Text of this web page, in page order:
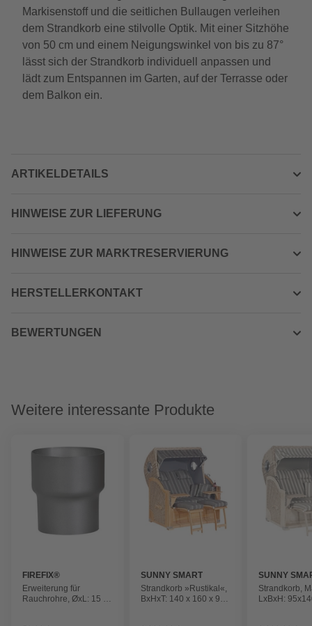
Markisenstoff und die seitlichen Bullaugen verleihen
dem Strandkorb eine stilvolle Optik. Mit einer Sitzhöhe
von 50 cm und einem Neigungswinkel von bis zu 87°
lässt sich der Strandkorb individuell anpassen und
lädt zum Entspannen im Garten, auf der Terrasse oder
dem Balkon ein.
ARTIKELDETAILS
HINWEISE ZUR LIEFERUNG
HINWEISE ZUR MARKTRESERVIERUNG
HERSTELLERKONTAKT
BEWERTUNGEN
Weitere interessante Produkte
FIREFIX®
Erweiterung für
Rauchrohre, ØxL: 15 x
SUNNY SMART
Strandkorb »Rustikal«,
BxHxT: 140 x 160 x 95
SUNNY
Strandkorb,
LxBxH: